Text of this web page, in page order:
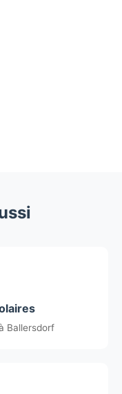
Ballersdorf